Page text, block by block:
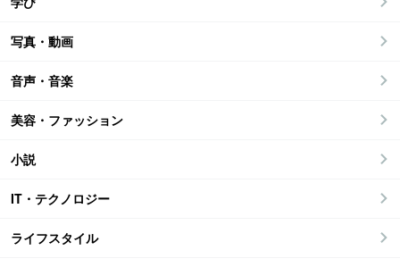
写真・動画
音声・音楽
美容・ファッション
小説
IT・テクノロジー
ライフスタイル